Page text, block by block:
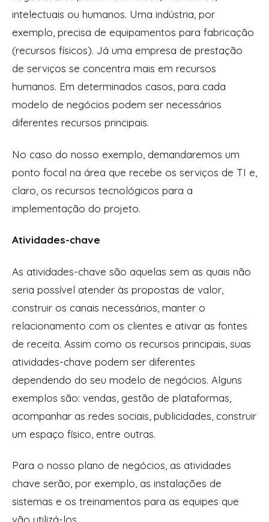
intelectuais ou humanos. Uma indústria, por
exemplo, precisa de equipamentos para fabricação
(recursos físicos). Já uma empresa de prestação
de serviços se concentra mais em recursos
humanos. Em determinados casos, para cada
modelo de negócios podem ser necessários
diferentes recursos principais.
No caso do nosso exemplo, demandaremos um
ponto focal na área que recebe os serviços de TI e,
claro, os recursos tecnológicos para a
implementação do projeto.
Atividades-chave
As atividades-chave são aquelas sem as quais não
seria possível atender às propostas de valor,
construir os canais necessários, manter o
relacionamento com os clientes e ativar as fontes
de receita. Assim como os recursos principais, suas
atividades-chave podem ser diferentes
dependendo do seu modelo de negócios. Alguns
exemplos são: vendas, gestão de plataformas,
acompanhar as redes sociais, publicidades, construir
um espaço físico, entre outras.
Para o nosso plano de negócios, as atividades
chave serão, por exemplo, as instalações de
sistemas e os treinamentos para as equipes que
vão utilizá-los.